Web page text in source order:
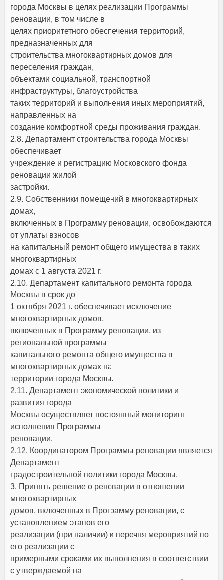
города Москвы в целях реализации Программы
реновации, в том числе в
целях приоритетного обеспечения территорий,
предназначенных для
строительства многоквартирных домов для
переселения граждан,
объектами социальной, транспортной
инфраструктуры, благоустройства
таких территорий и выполнения иных мероприятий,
направленных на
создание комфортной среды проживания граждан.
2.8. Департамент строительства города Москвы
обеспечивает
учреждение и регистрацию Московского фонда
реновации жилой
застройки.
2.9. Собственники помещений в многоквартирных
домах,
включенных в Программу реновации, освобождаются
от уплаты взносов
на капитальный ремонт общего имущества в таких
многоквартирных
домах с 1 августа 2021 г.
2.10. Департамент капитального ремонта города
Москвы в срок до
1 октября 2021 г. обеспечивает исключение
многоквартирных домов,
включенных в Программу реновации, из
региональной программы
капитального ремонта общего имущества в
многоквартирных домах на
территории города Москвы.
2.11. Департамент экономической политики и
развития города
Москвы осуществляет постоянный мониторинг
исполнения Программы
реновации.
2.12. Координатором Программы реновации является
Департамент
градостроительной политики города Москвы.
3. Принять решение о реновации в отношении
многоквартирных
домов, включенных в Программу реновации, с
установлением этапов его
реализации (при наличии) и перечня мероприятий по
его реализации с
примерными сроками их выполнения в соответствии
с утверждаемой на